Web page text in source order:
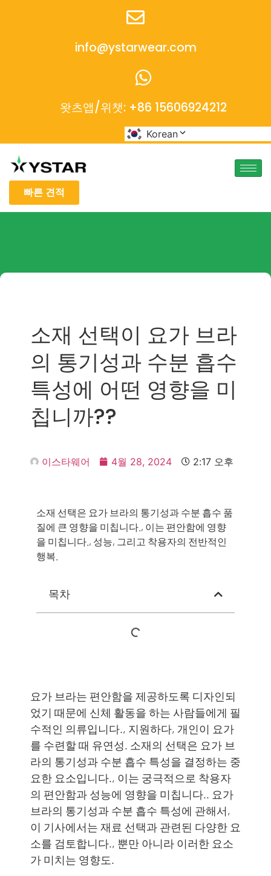
info@ystarwear.com
왓츠앱/위챗: +86 15606924212
Korean
빠른 견적
소재 선택이 요가 브라
의 통기성과 수분 흡수
특성에 어떤 영향을 미
칩니까??
이스타웨어 4월 28, 2024 2:17 오후
소재 선택은 요가 브라의 통기성과 수분 흡수 품
질에 큰 영향을 미칩니다., 이는 편안함에 영향
을 미칩니다., 성능, 그리고 착용자의 전반적인
행복.
목차
요가 브라는 편안함을 제공하도록 디자인되
었기 때문에 신체 활동을 하는 사람들에게 필
수적인 의류입니다., 지원하다, 개인이 요가
를 수련할 때 유연성. 소재의 선택은 요가 브
라의 통기성과 수분 흡수 특성을 결정하는 중
요한 요소입니다., 이는 궁극적으로 착용자
의 편안함과 성능에 영향을 미칩니다.. 요가
브라의 통기성과 수분 흡수 특성에 관해서,
이 기사에서는 재료 선택과 관련된 다양한 요
소를 검토합니다., 뿐만 아니라 이러한 요소
가 미치는 영향도.